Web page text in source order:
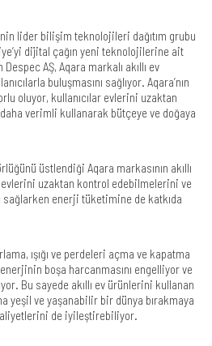
lider bilişim teknolojileri dağıtım grubu
dijital çağın yeni teknolojilerine ait
AŞ, Aqara markalı akıllı ev
buluşmasını sağlıyor. Aqara’nın
oluyor, kullanıcılar evlerini uzaktan
verimli kullanarak bütçeye ve doğaya
üstlendiği Aqara markasının akıllı
evlerini uzaktan kontrol edebilmelerini ve
sağlarken enerji tüketimine de katkıda
ışığı ve perdeleri açma ve kapatma
boşa harcanmasını engelliyor ve
Bu sayede akıllı ev ürünlerini kullanan
yeşil ve yaşanabilir bir dünya bırakmaya
de iyileştirebiliyor.